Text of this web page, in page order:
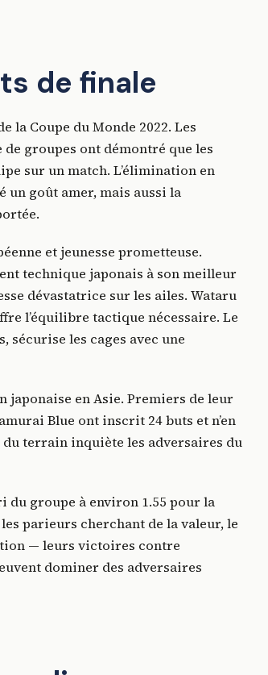
de finale
Coupe du Monde 2022. Les
de groupes ont démontré que les
sur un match. L’élimination en
un goût amer, mais aussi la
et jeunesse prometteuse.
technique japonais à son meilleur
dévastatrice sur les ailes. Wataru
l’équilibre tactique nécessaire. Le
les cages avec une
en Asie. Premiers de leur
Blue ont inscrit 24 buts et n’en
du terrain inquiète les adversaires du
du groupe à environ 1.55 pour la
parieurs cherchant de la valeur, le
— leurs victoires contre
dominer des adversaires